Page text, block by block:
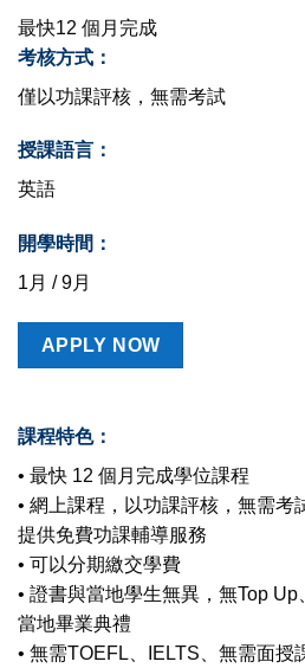
最快12 個月完成
考核方式：
僅以功課評核，無需考試
授課語言：
英語
開學時間：
1月 / 9月
APPLY NOW
課程特色：
• 最快 12 個月完成學位課程
• 網上課程，以功課評核，無需考
提供免費功課輔導服務
• 可以分期繳交學費
• 證書與當地學生無異，無Top
當地畢業典禮
• 無需TOEFL、IELTS、無需面授